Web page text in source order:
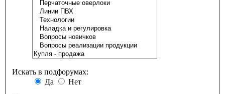
Искать в подфорумах:
Да
Нет